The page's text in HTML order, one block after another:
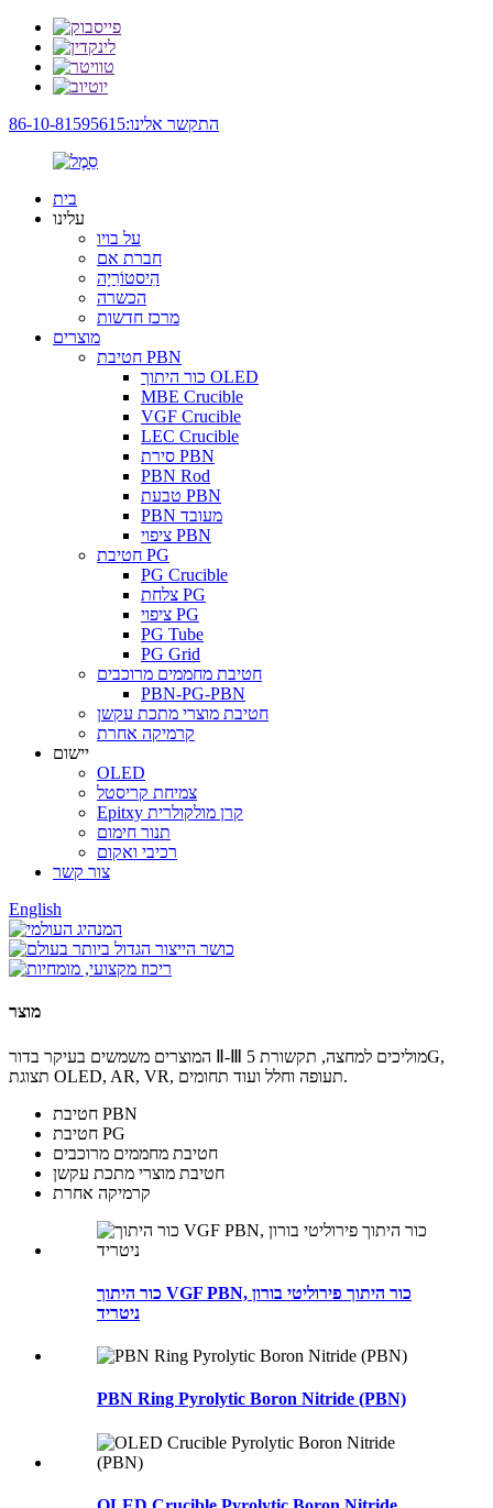
התקשר אלינו:86-10-81595615
בית
עלינו
על בויו
חברת אם
הִיסטוֹרִיָה
הכשרה
מרכז חדשות
מוצרים
חטיבת PBN
כור היתוך OLED
MBE Crucible
VGF Crucible
LEC Crucible
סירת PBN
PBN Rod
טבעת PBN
PBN מעובד
ציפוי PBN
חטיבת PG
PG Crucible
צלחת PG
ציפוי PG
PG Tube
PG Grid
חטיבת מחממים מרוכבים
PBN-PG-PBN
חטיבת מוצרי מתכת עקשן
קרמיקה אחרת
יישום
OLED
צמיחת קריסטל
Epitxy קרן מולקולרית
תנור חימום
רכיבי ואקום
צור קשר
English
מוצר
המוצרים משמשים בעיקר בדור Ⅱ-Ⅲ מוליכים למחצה, תקשורת 5G,
תצוגת OLED, AR, VR, תעופה וחלל ועוד תחומים.
חטיבת PBN
חטיבת PG
חטיבת מחממים מרוכבים
חטיבת מוצרי מתכת עקשן
קרמיקה אחרת
כור היתוך VGF PBN, כור היתוך פירוליטי בורון
ניטריד
PBN Ring Pyrolytic Boron Nitride (PBN)